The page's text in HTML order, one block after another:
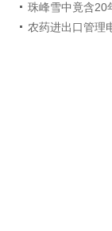
珠峰雪中竟含20
农药进出口管理